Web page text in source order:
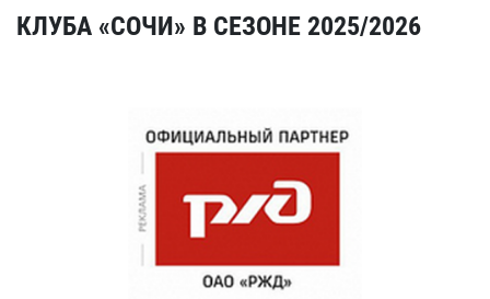
КЛУБА «СОЧИ» В СЕЗОНЕ 2025/2026